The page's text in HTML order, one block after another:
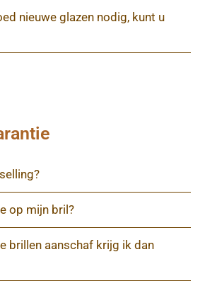
nieuwe glazen nodig, kunt u
op mijn bril?
brillen aanschaf krijg ik dan